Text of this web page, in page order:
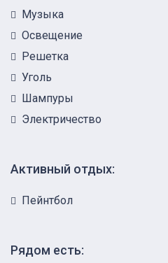
Музыка
Освещение
Решетка
Уголь
Шампуры
Электричество
Активный отдых:
Пейнтбол
Рядом есть: